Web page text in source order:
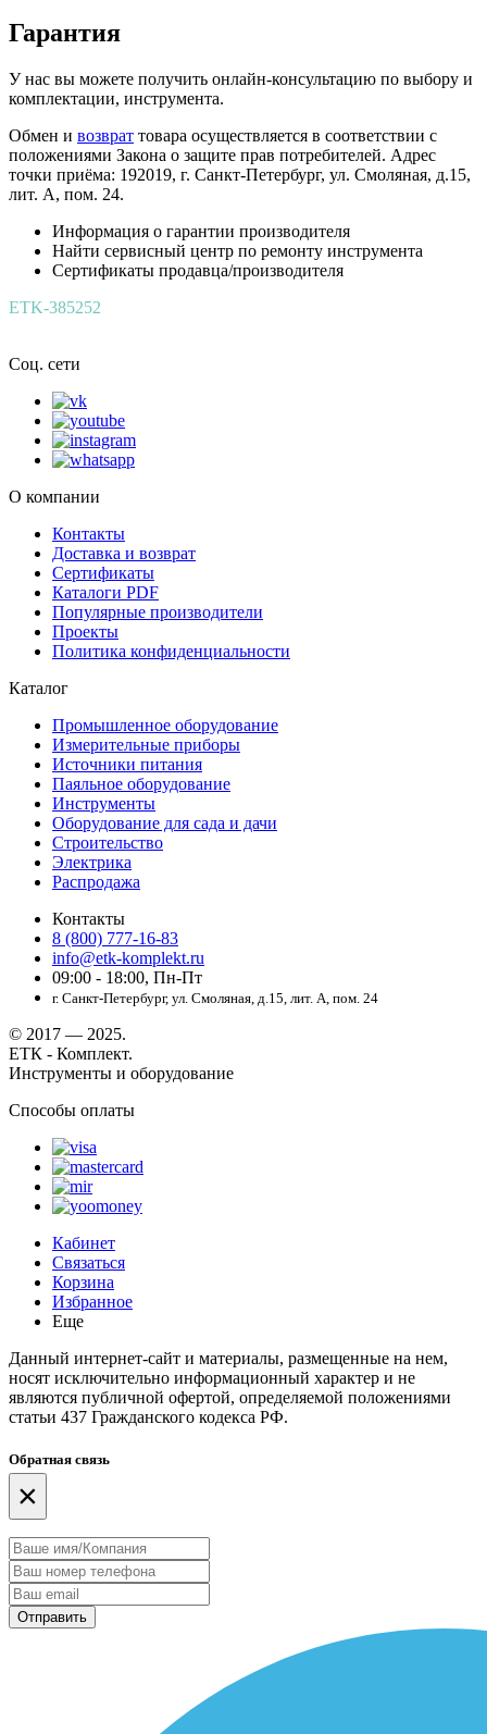
Гарантия
У нас вы можете получить онлайн-консультацию по выбору и
комплектации, инструмента.
Обмен и возврат товара осуществляется в соответствии с
положениями Закона о защите прав потребителей. Адрес
точки приёма: 192019, г. Санкт-Петербург, ул. Смоляная, д.15,
лит. А, пом. 24.
Информация о гарантии производителя
Найти сервисный центр по ремонту инструмента
Сертификаты продавца/производителя
ETK-385252
Соц. сети
О компании
Контакты
Доставка и возврат
Сертификаты
Каталоги PDF
Популярные производители
Проекты
Политика конфиденциальности
Каталог
Промышленное оборудование
Измерительные приборы
Источники питания
Паяльное оборудование
Инструменты
Оборудование для сада и дачи
Строительство
Электрика
Распродажа
Контакты
8 (800) 777-16-83
info@etk-komplekt.ru
09:00 - 18:00, Пн-Пт
г. Санкт-Петербург, ул. Смоляная, д.15, лит. А, пом. 24
© 2017 — 2025.
ЕТК - Комплект.
Инструменты и оборудование
Способы оплаты
Кабинет
Связаться
Корзина
Избранное
Еще
Данный интернет-сайт и материалы, размещенные на нем,
носят исключительно информационный характер и не
являются публичной офертой, определяемой положениями
статьи 437 Гражданского кодекса РФ.
Обратная связь
×
Отправить